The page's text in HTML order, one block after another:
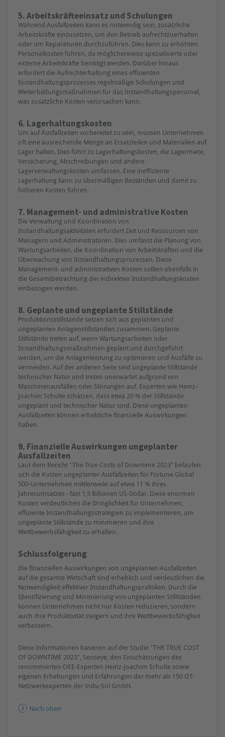
5. Arbeitskräfteeinsatz und Schulungen
Während Ausfallzeiten kann es notwendig sein, zusätzliche
Arbeitskräfte einzusetzen, um den Betrieb aufrechtzuerhalten
oder um Reparaturen durchzuführen. Dies kann zu erhöhten
Personalkosten führen, da möglicherweise spezialisierte oder
externe Arbeitskräfte benötigt werden. Darüber hinaus
erfordert die Aufrechterhaltung eines effizienten
Instandhaltungsprozesses regelmäßige Schulungen und
Weiterbildungsmaßnahmen für das Instandhaltungspersonal,
was zusätzliche Kosten verursachen kann.
6. Lagerhaltungskosten
Um auf Ausfallzeiten vorbereitet zu sein, müssen Unternehmen
oft eine ausreichende Menge an Ersatzteilen und Materialien auf
Lager halten. Dies führt zu Lagerhaltungskosten, die Lagermiete,
Versicherung, Abschreibungen und andere
Lagerverwaltungskosten umfassen. Eine ineffiziente
Lagerhaltung kann zu übermäßigen Beständen und damit zu
höheren Kosten führen.
7. Management- und administrative Kosten
Die Verwaltung und Koordination von
Instandhaltungsaktivitäten erfordert Zeit und Ressourcen von
Managern und Administratoren. Dies umfasst die Planung von
Wartungsarbeiten, die Koordination von Arbeitskräften und die
Überwachung von Instandhaltungsprozessen. Diese
Management- und administrativen Kosten sollten ebenfalls in
die Gesamtbetrachtung der indirekten Instandhaltungskosten
einbezogen werden.
8. Geplante und ungeplante Stillstände
Produktionsstillstände setzen sich aus geplanten und
ungeplanten Anlagenstillständen zusammen. Geplante
Stillstände treten auf, wenn Wartungsarbeiten oder
Instandhaltungsmaßnahmen geplant und durchgeführt
werden, um die Anlagenleistung zu optimieren und Ausfälle zu
vermeiden. Auf der anderen Seite sind ungeplante Stillstände
technischer Natur und treten unerwartet aufgrund von
Maschinenausfällen oder Störungen auf. Experten wie Heinz-
Joachim Schulte schätzen, dass etwa 20 % der Stillstände
ungeplant und technischer Natur sind. Diese ungeplanten
Ausfallzeiten können erhebliche finanzielle Auswirkungen
haben.
9. Finanzielle Auswirkungen ungeplanter
Ausfallzeiten
Laut dem Bericht "The True Costs of Downtime 2023" belaufen
sich die Kosten ungeplanter Ausfallzeiten für Fortune Global
500-Unternehmen mittlerweile auf etwa 11 % ihres
Jahresumsatzes - fast 1,5 Billionen US-Dollar. Diese enormen
Kosten verdeutlichen die Dringlichkeit für Unternehmen,
effiziente Instandhaltungsstrategien zu implementieren, um
ungeplante Stillstände zu minimieren und ihre
Wettbewerbsfähigkeit zu erhalten.
Schlussfolgerung
Die finanziellen Auswirkungen von ungeplanten Ausfallzeiten
auf die gesamte Wirtschaft sind erheblich und verdeutlichen die
Notwendigkeit effektiver Instandhaltungspraktiken. Durch die
Identifizierung und Minimierung von ungeplanten Stillständen
können Unternehmen nicht nur Kosten reduzieren, sondern
auch ihre Produktivität steigern und ihre Wettbewerbsfähigkeit
verbessern.
Diese Informationen basieren auf der Studie "THE TRUE COST
OF DOWNTIME 2023", Senseye, den Einschätzungen des
renommierten OEE-Experten Heinz-Joachim Schulte sowie
eigenen Erhebungen und Erfahrungen der mehr als 150 OT-
Netzwerkexperten der Indu-Sol GmbH.
Nach oben